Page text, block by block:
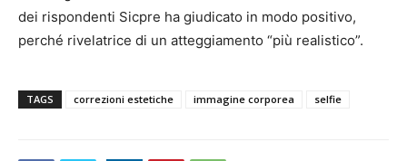
dei rispondenti Sicpre ha giudicato in modo positivo,
perché rivelatrice di un atteggiamento “più realistico”.
TAGS correzioni estetiche immagine corporea selfie